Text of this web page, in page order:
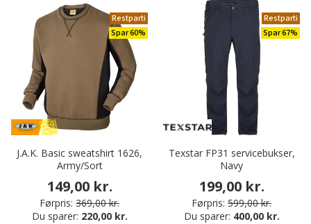
Restparti
Spar 60%
J.A.K. Basic sweatshirt 1626,
Army/Sort
149,00 kr.
Førpris: 369,00 kr.
Du sparer: 220,00 kr.
Restparti
Spar 67%
Texstar FP31 servicebukser,
Navy
199,00 kr.
Førpris: 599,00 kr.
Du sparer: 400,00 kr.